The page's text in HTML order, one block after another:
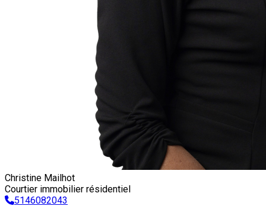
Christine Mailhot
Courtier immobilier résidentiel
5146082043